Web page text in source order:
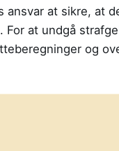
at sikre, at
at undgå
og